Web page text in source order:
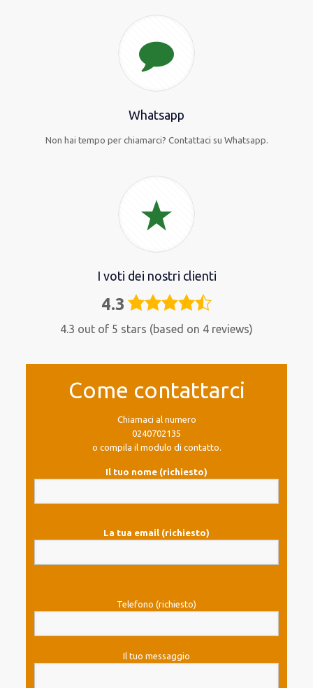
Whatsapp
Non hai tempo per chiamarci? Contattaci su Whatsapp.
I voti dei nostri clienti
4.3 4,3
4.3 out of 5 stars (based on 4 reviews)
Come contattarci
Chiamaci al numero
0240702135
o compila il modulo di contatto.
Il tuo nome (richiesto)
La tua email (richiesto)
Telefono (richiesto)
Il tuo messaggio